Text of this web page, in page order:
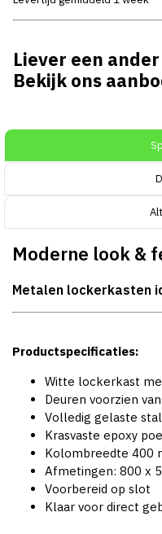
Liever een
Bekijk ons
Moderne look &
Metalen lockerkasten
Productspecificaties:
Witte lockerkast
Deuren voorzien
Volledig gelaste
Krasvaste epoxy
Kolombreedte 400
Afmetingen: 800 x
Voorbereid op slot
Klaar voor direct